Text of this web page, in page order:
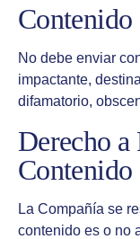
Contenido
No debe enviar
impactante,
difamatorio,
Derecho
Contenido
La Compañía se
contenido es o no